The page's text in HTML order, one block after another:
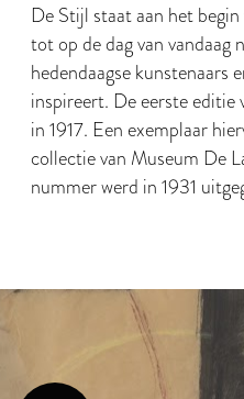
De Stijl staat aan het
tot op de dag van vandaag
hedendaagse kunstenaars
inspireert. De eerste
in 1917. Een exemplaar
collectie van Museum De
nummer werd in 1931